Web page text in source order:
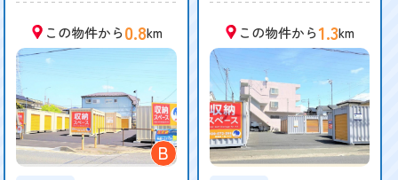
この物件から0.8km
B
この物件から1.3km